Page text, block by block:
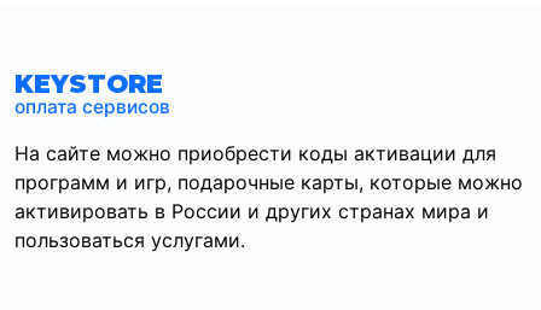
KEYSTORE
оплата сервисов
На сайте можно приобрести коды активации для
программ и игр, подарочные карты, которые можно
активировать в России и других странах мира и
пользоваться услугами.